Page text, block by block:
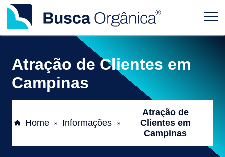
Atração de Clientes em
Campinas
Home » Informações »
Atração de
Clientes em
Campinas